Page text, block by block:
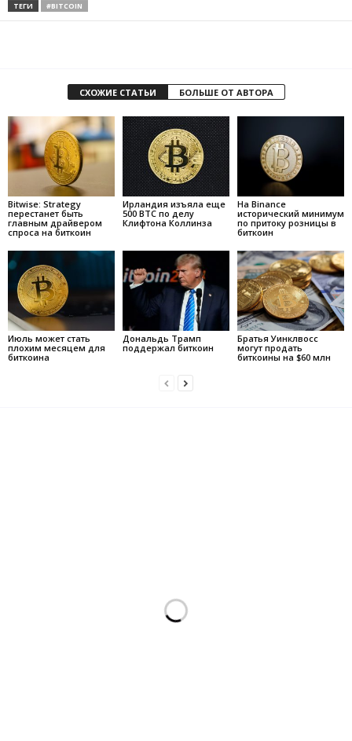
ТЕГИ
#BITCOIN
СХОЖИЕ СТАТЬИ БОЛЬШЕ ОТ АВТОРА
Bitwise: Strategy
перестанет быть
главным драйвером
спроса на биткоин
Ирландия изъяла еще
500 BTC по делу
Клифтона Коллинза
На Binance
исторический минимум
по притоку розницы в
биткоин
Июль может стать
плохим месяцем для
биткоина
Дональдь Трамп
поддержал биткоин
Братья Уинклвосс
могут продать
биткоины на $60 млн